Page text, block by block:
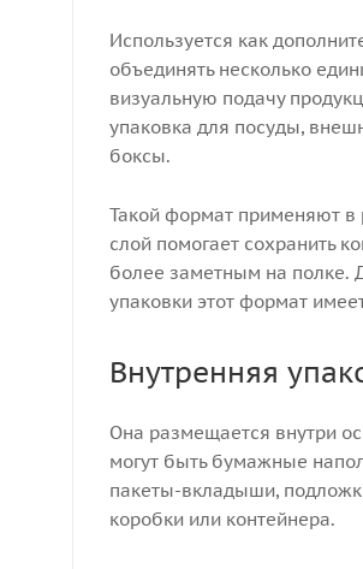
Используется как
объединять несколько
визуальную подачу
упаковка для посуды,
боксы.
Такой формат применяют в
слой помогает сохранить
более заметным на полке.
упаковки этот формат
Внутренняя
Она размещается внутри
могут быть бумажные
пакеты-вкладыши,
коробки или контейнера.